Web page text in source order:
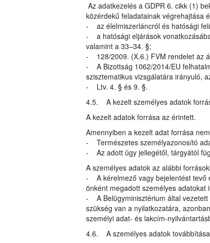
Az adatkezelés a GDPR 6. cikk (1)
közérdekű feladatainak végrehajtása
- az élelmiszerláncról és hatósági
- a hatósági eljárások
valamint a 33–34. §;
- 128/2009. (X.6.) FVM rendelet az
- A Bizottság 1062/2014/EU
szisztematikus vizsgálatára irányuló,
- Ltv. 4. § és 9. §.
4.5. A kezelt személyes adatok
A kezelt adatok forrása az érintett.
Amennyiben a kezelt adat forrása
- Természetes személyazonosító
- Az adott ügy jellegétől, tárgyától
A személyes adatok az alábbi
- A kérelmező vagy bejelentést tevő
önként megadott személyes adatokat
- A Belügyminisztérium által vezetett
szükség van a nyilatkozatára,
személyi adat- és lakcím-
4.6. A személyes adatok